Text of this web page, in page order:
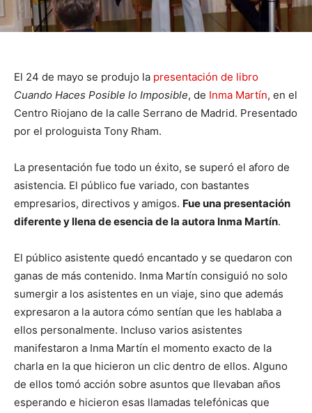
El 24 de mayo se produjo la presentación de libro
Cuando Haces Posible lo Imposible, de Inma Martín, en el
Centro Riojano de la calle Serrano de Madrid. Presentado
por el prologuista Tony Rham.
La presentación fue todo un éxito, se superó el aforo de
asistencia. El público fue variado, con bastantes
empresarios, directivos y amigos. Fue una presentación
diferente y llena de esencia de la autora Inma Martín.
El público asistente quedó encantado y se quedaron con
ganas de más contenido. Inma Martín consiguió no solo
sumergir a los asistentes en un viaje, sino que además
expresaron a la autora cómo sentían que les hablaba a
ellos personalmente. Incluso varios asistentes
manifestaron a Inma Martín el momento exacto de la
charla en la que hicieron un clic dentro de ellos. Alguno
de ellos tomó acción sobre asuntos que llevaban años
esperando e hicieron esas llamadas telefónicas que